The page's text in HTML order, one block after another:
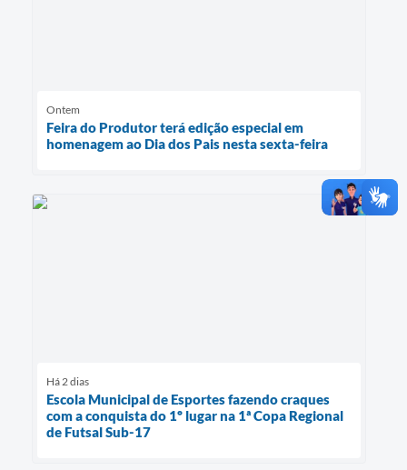
Ontem
Feira do Produtor terá edição especial em
homenagem ao Dia dos Pais nesta sexta-feira
Há 2 dias
Escola Municipal de Esportes fazendo craques
com a conquista do 1º lugar na 1ª Copa Regional
de Futsal Sub-17